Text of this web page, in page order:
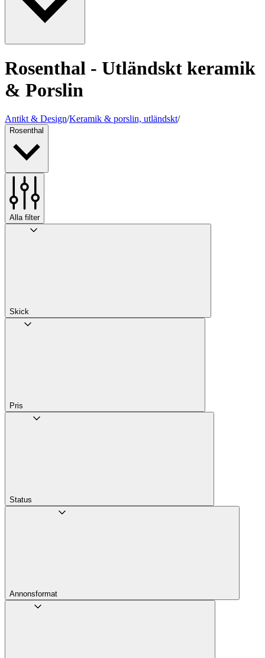
Rosenthal - Utländskt keramik
& Porslin
Antikt & Design/Keramik & porslin, utländskt/
Rosenthal
Alla filter
Skick
Pris
Status
Annons­format